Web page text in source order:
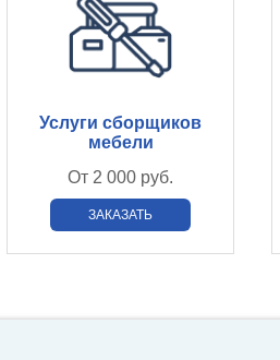
Услуги сборщиков
мебели
От 2 000 руб.
ЗАКАЗАТЬ